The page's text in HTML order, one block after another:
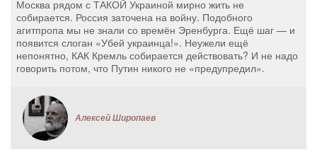
Москва рядом с ТАКОЙ Украиной мирно жить не
собирается. Россия заточена на войну. Подобного
агитпропа мы не знали со времён Эренбурга. Ещё шаг — и
появится слоган «Убей украинца!». Неужели ещё
непонятно, КАК Кремль собирается действовать? И не надо
говорить потом, что Путин никого не «предупредил».
Алексей Широпаев